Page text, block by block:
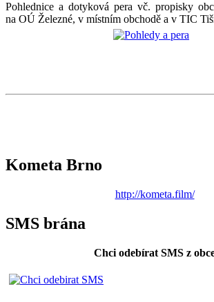
Pohlednice a dotyková pera vč. propisky
na OÚ Železné, v místním obchodě a v TIC
Kometa Brno
http://kometa.film/
SMS brána
Chci odebírat SMS z